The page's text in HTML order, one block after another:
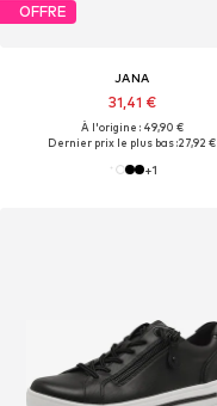
OFFRE
JANA
31,41 €
À l'origine : 49,90 €
Dernier prix le plus bas :27,92 €
+1